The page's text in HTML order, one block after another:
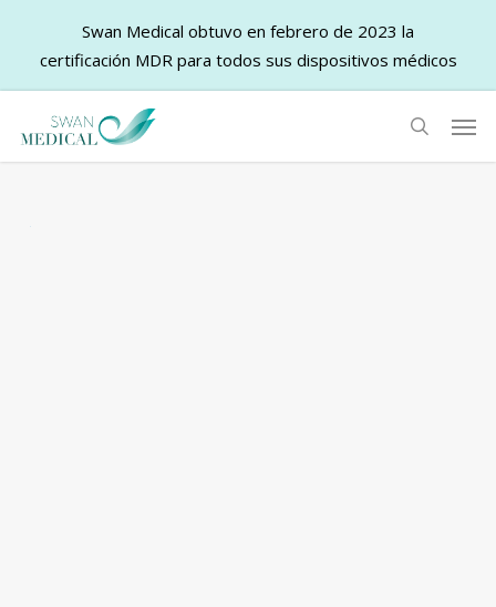
main
search
Swan Medical obtuvo en febrero de 2023 la
certificación MDR para todos sus dispositivos médicos